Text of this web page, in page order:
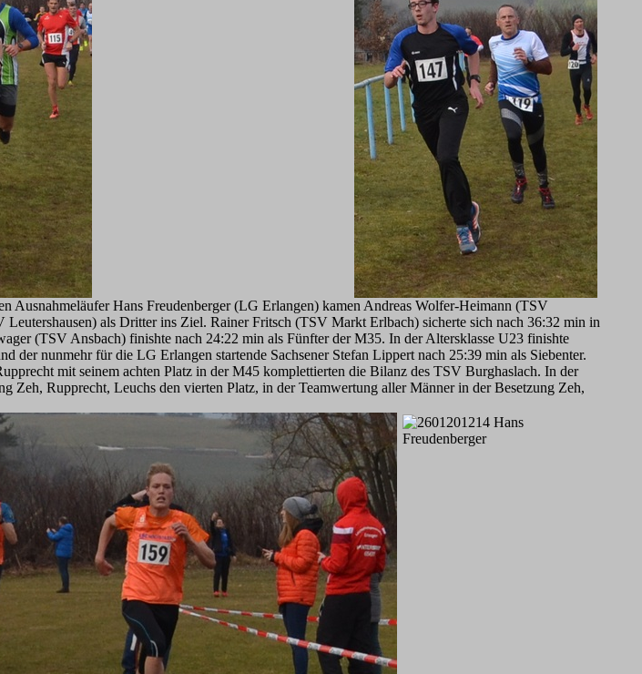
Ausnahmeläufer Hans Freudenberger (LG Erlangen) kamen Andreas Wolfer-Heimann (TSV
als Dritter ins Ziel. Rainer Fritsch (TSV Markt Erlbach) sicherte sich nach 36:32 min in
(TSV Ansbach) finishte nach 24:22 min als Fünfter der M35. In der Altersklasse U23 finishte
der nunmehr für die LG Erlangen startende Sachsener Stefan Lippert nach 25:39 min als Siebenter.
mit seinem achten Platz in der M45 komplettierten die Bilanz des TSV Burghaslach. In der
Zeh, Rupprecht, Leuchs den vierten Platz, in der Teamwertung aller Männer in der Besetzung Zeh,